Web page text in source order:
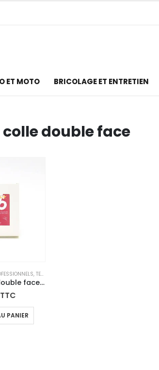
ET MOTO BRICOLAGE ET ENTRETIEN
double face
, TECH N'FAST
ruban de colle double face transparente et permanente – Fasti’RUB
TTC
PANIER